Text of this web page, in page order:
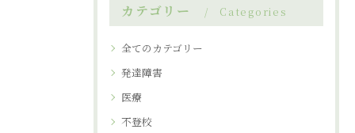
カテゴリー Categories
全てのカテゴリー
発達障害
医療
不登校